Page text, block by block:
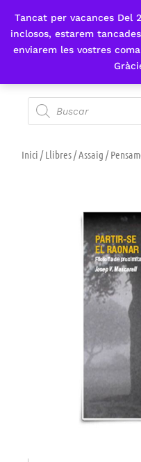
Tancat per vacances Del
inclosos, estarem
enviarem les vostres
Fes-te'n sòcia
Inici /Llibres/Assaig /